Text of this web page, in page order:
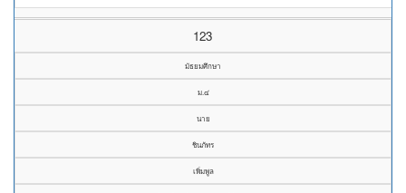
123
มัธยมศึกษา
ม.๔
นาย
ชินภัทร
เพิ่มพูล